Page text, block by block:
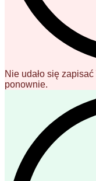
Nie udało się
ponownie.